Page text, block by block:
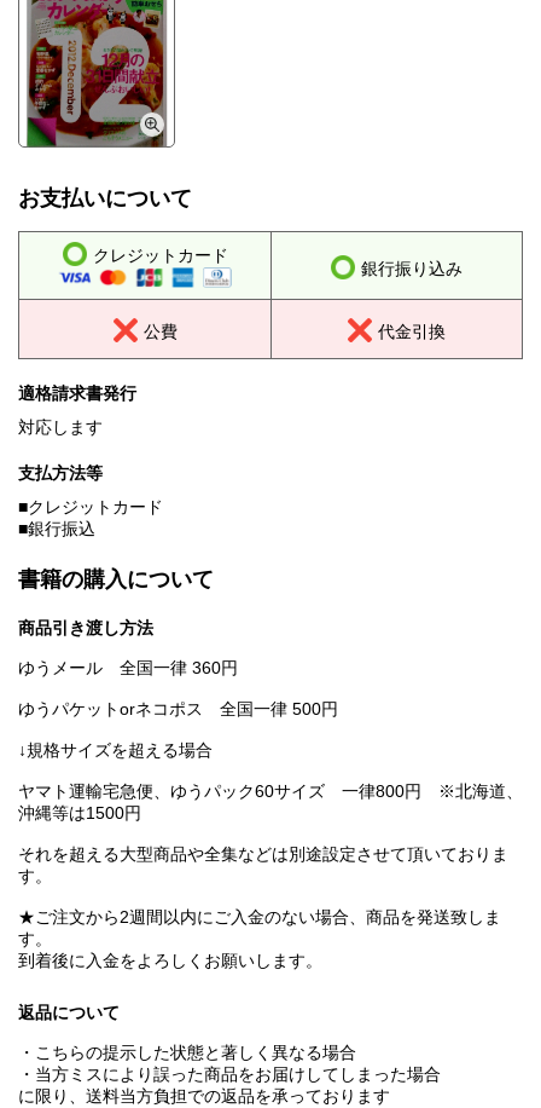
お支払いについて
クレジットカード
銀行振り込み
公費 代金引換
適格請求書発行
対応します
支払方法等
■クレジットカード
■銀行振込
書籍の購入について
商品引き渡し方法
ゆうメール 全国一律 360円
ゆうパケットorネコポス 全国一律 500円
↓規格サイズを超える場合
ヤマト運輸宅急便、ゆうパック60サイズ 一律800円 ※北海道、
沖縄等は1500円
それを超える大型商品や全集などは別途設定させて頂いておりま
す。
★ご注文から2週間以内にご入金のない場合、商品を発送致しま
す。
到着後に入金をよろしくお願いします。
返品について
・こちらの提示した状態と著しく異なる場合
・当方ミスにより誤った商品をお届けしてしまった場合
に限り、送料当方負担での返品を承っております